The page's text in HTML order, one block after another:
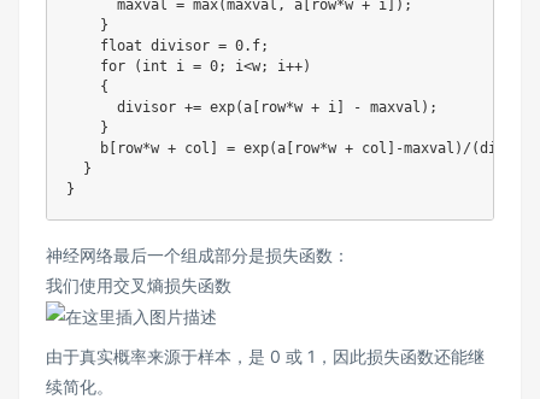
      maxval
= max(maxval , a [ row*w + i ] ) ;
}
float divisor = 0.f;
for
( int i = 0; i<w; i++)
{
      divisor
+= exp(a [ row*w + i ] - maxval ) ;
}
    b
[ row*w + col ] = exp(a [ row*w + col ] -maxval ) / (divisor
}
}
神经网络最后一个组成部分是损失函数：
我们使用交叉熵损失函数
由于真实概率来源于样本，是 0 或 1，因此损失函数还能继
续简化。